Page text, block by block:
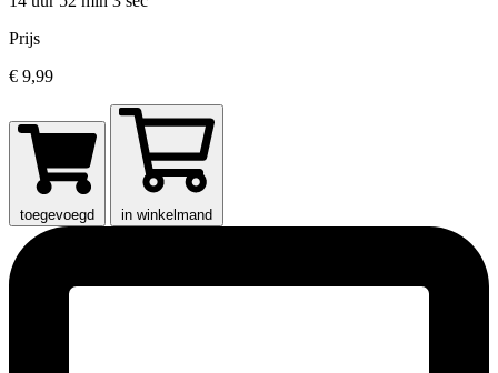
Prijs
€ 9,99
toegevoegd in winkelmand